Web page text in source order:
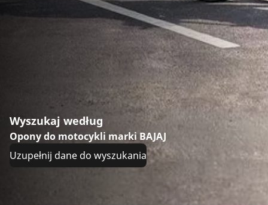
Wyszukaj według
Opony do motocykli marki BAJAJ
Uzupełnij dane do wyszukania